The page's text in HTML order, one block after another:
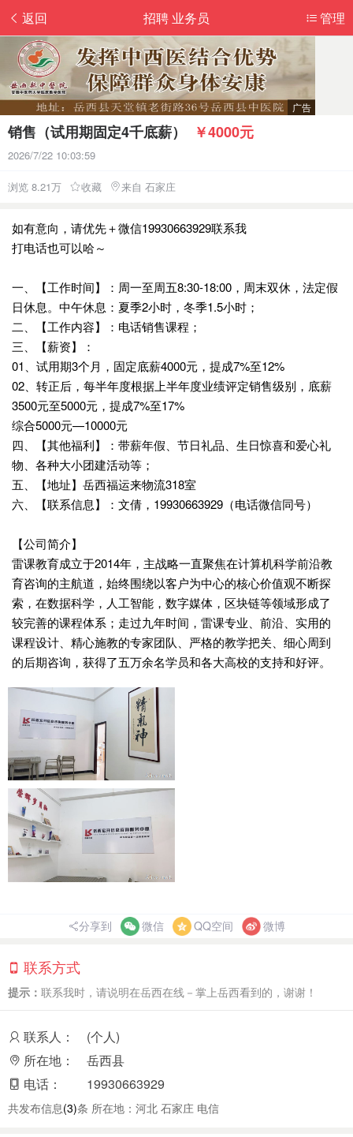
返回 管理
招聘 业务员
销售（试用期固定4千底薪） ￥4000元
2026/7/22 10:03:59
浏览 8.21万 收藏 来自 石家庄
如有意向，请优先＋微信19930663929联系我
打电话也可以哈～
一、【工作时间】：周一至周五8:30-18:00，周末双休，法定假
日休息。中午休息：夏季2小时，冬季1.5小时；
二、【工作内容】：电话销售课程；
三、【薪资】：
01、试用期3个月，固定底薪4000元，提成7%至12%
02、转正后，每半年度根据上半年度业绩评定销售级别，底薪
3500元至5000元，提成7%至17%
综合5000元—10000元
四、【其他福利】：带薪年假、节日礼品、生日惊喜和爱心礼
物、各种大小团建活动等；
五、【地址】岳西福运来物流318室
六、【联系信息】：文倩，19930663929（电话微信同号）
【公司简介】
雷课教育成立于2014年，主战略一直聚焦在计算机科学前沿教
育咨询的主航道，始终围绕以客户为中心的核心价值观不断探
索，在数据科学，人工智能，数字媒体，区块链等领域形成了
较完善的课程体系；走过九年时间，雷课专业、前沿、实用的
课程设计、精心施教的专家团队、严格的教学把关、细心周到
的后期咨询，获得了五万余名学员和各大高校的支持和好评。
分享到 微信 QQ空间 微博
联系方式
提示： 联系我时，请说明在岳西在线－掌上岳西看到的，谢谢！
联系人：
(个人)
所在地：
岳西县
电话：
19930663929
共发布信息(3)条 所在地：河北 石家庄 电信